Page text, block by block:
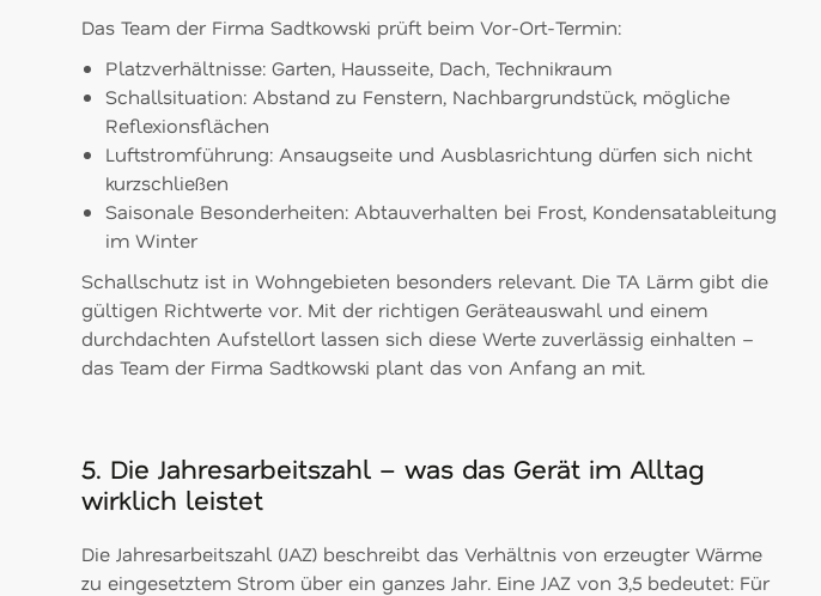
Das Team der Firma Sadtkowski prüft beim Vor-Ort-Termin:
Platzverhältnisse: Garten, Hausseite, Dach, Technikraum
Schallsituation: Abstand zu Fenstern, Nachbargrundstück, mögliche
Reflexionsflächen
Luftstromführung: Ansaugseite und Ausblasrichtung dürfen sich nicht
kurzschließen
Saisonale Besonderheiten: Abtauverhalten bei Frost, Kondensatableitung
im Winter
Schallschutz ist in Wohngebieten besonders relevant. Die TA Lärm gibt die
gültigen Richtwerte vor. Mit der richtigen Geräteauswahl und einem
durchdachten Aufstellort lassen sich diese Werte zuverlässig einhalten –
das Team der Firma Sadtkowski plant das von Anfang an mit.
5. Die Jahresarbeitszahl – was das Gerät im Alltag
wirklich leistet
Die Jahresarbeitszahl (JAZ) beschreibt das Verhältnis von erzeugter Wärme
zu eingesetztem Strom über ein ganzes Jahr. Eine JAZ von 3,5 bedeutet: Für